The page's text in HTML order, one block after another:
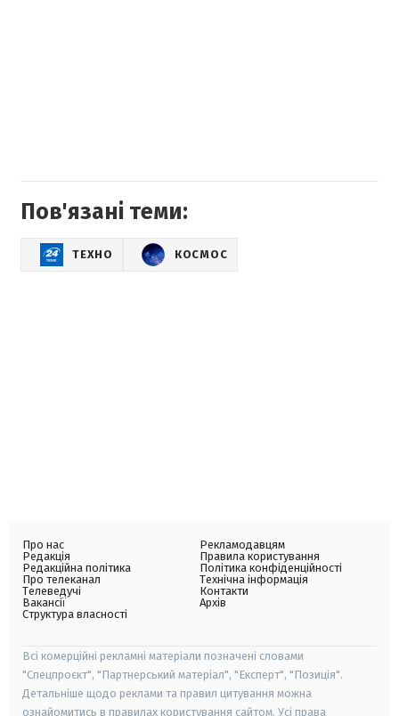
Пов'язані теми:
ТЕХНО КОСМОС
Про нас
Редакція
Редакційна політика
Про телеканал
Телеведучі
Вакансії
Структура власності
Рекламодавцям
Правила користування
Політика конфіденційності
Технічна інформація
Контакти
Архів
Всі комерційні рекламні матеріали позначені словами
"Спецпроєкт", "Партнерський матеріал", "Експерт", "Позиція".
Детальніше щодо реклами та правил цитування можна
ознайомитись в правилах користування сайтом. Усі права